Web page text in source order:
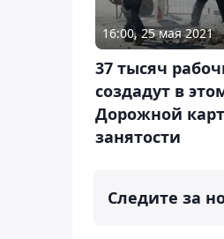
16:00, 25 мая 2021
37 тысяч
создадут в
Дорожной
занятости
Следите за